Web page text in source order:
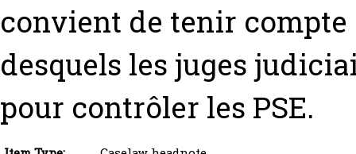
convient de tenir
desquels les juges
pour contrôler les PSE.